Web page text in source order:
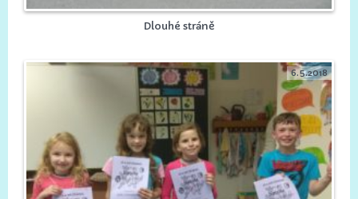
Dlouhé stráně
6.5.2018